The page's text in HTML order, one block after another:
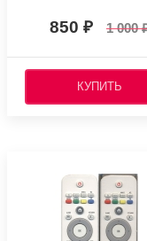
850 1 000
КУПИТЬ